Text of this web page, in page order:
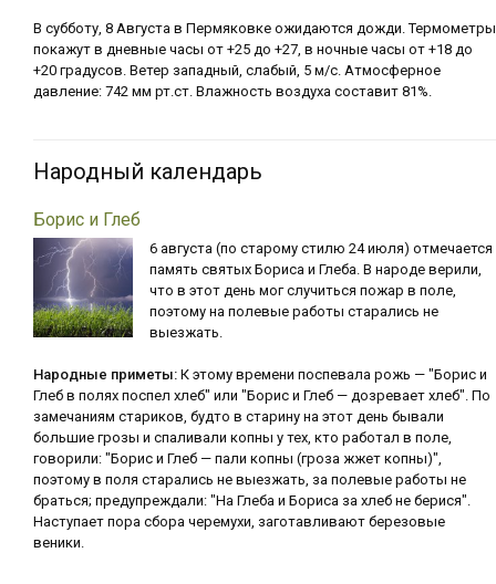
В субботу, 8 Августа в Пермяковке ожидаются дожди. Термометры
покажут в дневные часы от +25 до +27, в ночные часы от +18 до
+20 градусов. Ветер западный, слабый, 5 м/с. Атмосферное
давление: 742 мм рт.ст. Влажность воздуха составит 81%.
Народный календарь
Борис и Глеб
6 августа (по старому стилю 24 июля) отмечается
память святых Бориса и Глеба. В народе верили,
что в этот день мог случиться пожар в поле,
поэтому на полевые работы старались не
выезжать.
Народные приметы: К этому времени поспевала рожь — "Борис и
Глеб в полях поспел хлеб" или "Борис и Глеб — дозревает хлеб". По
замечаниям стариков, будто в старину на этот день бывали
большие грозы и спаливали копны у тех, кто работал в поле,
говорили: "Борис и Глеб — пали копны (гроза жжет копны)",
поэтому в поля старались не выезжать, за полевые работы не
браться; предупреждали: "На Глеба и Бориса за хлеб не берися".
Наступает пора сбора черемухи, заготавливают березовые
веники.